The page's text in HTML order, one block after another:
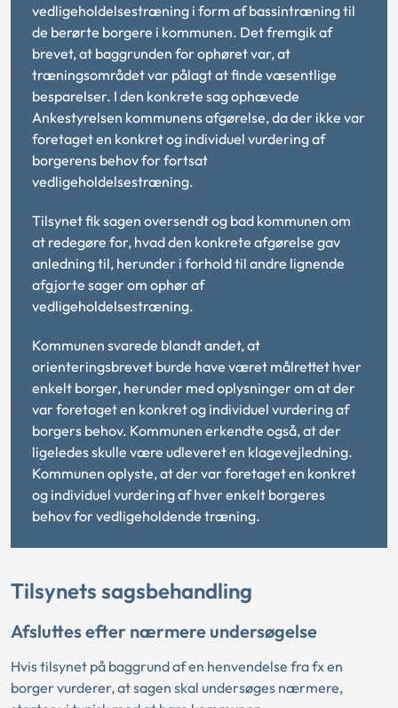
vedligeholdelsestræning i form af bassintræning til
de berørte borgere i kommunen. Det fremgik af
brevet, at baggrunden for ophøret var, at
træningsområdet var pålagt at finde væsentlige
besparelser. I den konkrete sag ophævede
Ankestyrelsen kommunens afgørelse, da der ikke var
foretaget en konkret og individuel vurdering af
borgerens behov for fortsat
vedligeholdelsestræning.
Tilsynet fik sagen oversendt og bad kommunen om
at redegøre for, hvad den konkrete afgørelse gav
anledning til, herunder i forhold til andre lignende
afgjorte sager om ophør af
vedligeholdelsestræning.
Kommunen svarede blandt andet, at
orienteringsbrevet burde have været målrettet hver
enkelt borger, herunder med oplysninger om at der
var foretaget en konkret og individuel vurdering af
borgers behov. Kommunen erkendte også, at der
ligeledes skulle være udleveret en klagevejledning.
Kommunen oplyste, at der var foretaget en konkret
og individuel vurdering af hver enkelt borgeres
behov for vedligeholdende træning.
Tilsynets sagsbehandling
Afsluttes efter nærmere undersøgelse
Hvis tilsynet på baggrund af en henvendelse fra fx en
borger vurderer, at sagen skal undersøges nærmere,